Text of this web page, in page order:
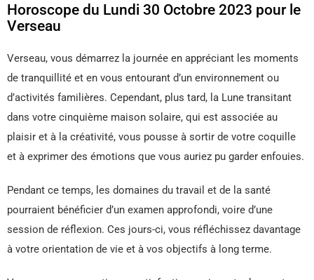
Horoscope du Lundi 30 Octobre 2023 pour le
Verseau
Verseau, vous démarrez la journée en appréciant les moments
de tranquillité et en vous entourant d’un environnement ou
d’activités familières. Cependant, plus tard, la Lune transitant
dans votre cinquième maison solaire, qui est associée au
plaisir et à la créativité, vous pousse à sortir de votre coquille
et à exprimer des émotions que vous auriez pu garder enfouies.
Pendant ce temps, les domaines du travail et de la santé
pourraient bénéficier d’un examen approfondi, voire d’une
session de réflexion. Ces jours-ci, vous réfléchissez davantage
à votre orientation de vie et à vos objectifs à long terme.